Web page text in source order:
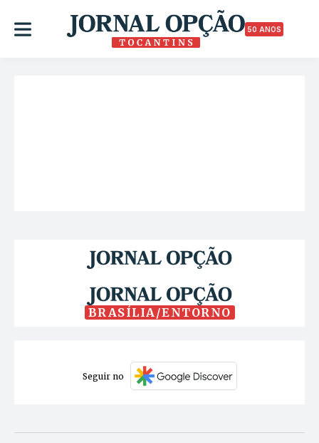
50 ANOS
BRASÍLIA/ENTORNO
Seguir no